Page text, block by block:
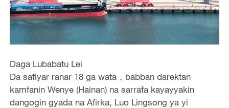
Daga Lubabatu Lei
Da safiyar ranar 18 ga wata，babban darektan
kamfanin Wenye (Hainan) na sarrafa kayayyakin
dangogin gyada na Afirka, Luo Lingsong ya yi